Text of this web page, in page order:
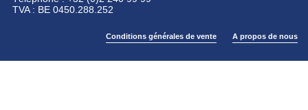
TVA : BE 0450.288.252
Conditions générales de vente A propos de nous